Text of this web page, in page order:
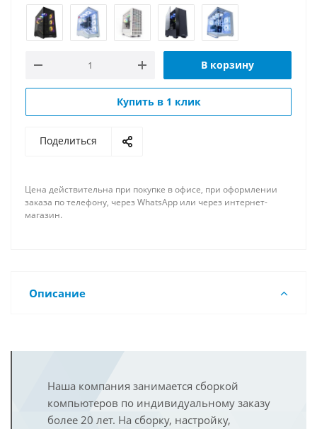
В корзину
Купить в 1 клик
Поделиться
Цена действительна при покупке в офисе, при оформлении
заказа по телефону, через WhatsApp или через интернет-
магазин.
Описание
Наша компания занимается сборкой
компьютеров по индивидуальному заказу
более 20 лет. На сборку, настройку,